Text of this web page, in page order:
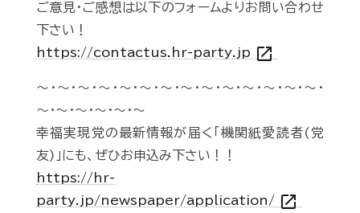
ご意見・ご感想は以下のフォームよりお問い合わせ
下さい！
https://contactus.hr-party.jp open_in_new
～・～・～・～・～・～・～・～・～・～・～・～・～・～・
～・～・～・～・～・～
幸福実現党の最新情報が届く「機関紙愛読者(党
友)」にも、ぜひお申込み下さい！！
https://hr-
party.jp/newspaper/application/ open_in_new